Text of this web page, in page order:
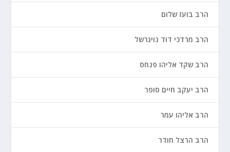
הרב בועז שלום
הרב מרדכי דוד נויגרשל
הרב שקד אליהו פנחס
הרב יעקב חיים סופר
הרב אליהו עמר
הרב הרצל חודר